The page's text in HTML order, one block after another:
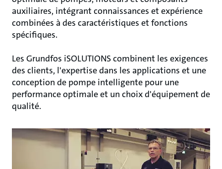
auxiliaires, intégrant connaissances et expérience
combinées à des caractéristiques et fonctions
spécifiques.
Les Grundfos iSOLUTIONS combinent les exigences
des clients, l'expertise dans les applications et une
conception de pompe intelligente pour une
performance optimale et un choix d'équipement de
qualité.